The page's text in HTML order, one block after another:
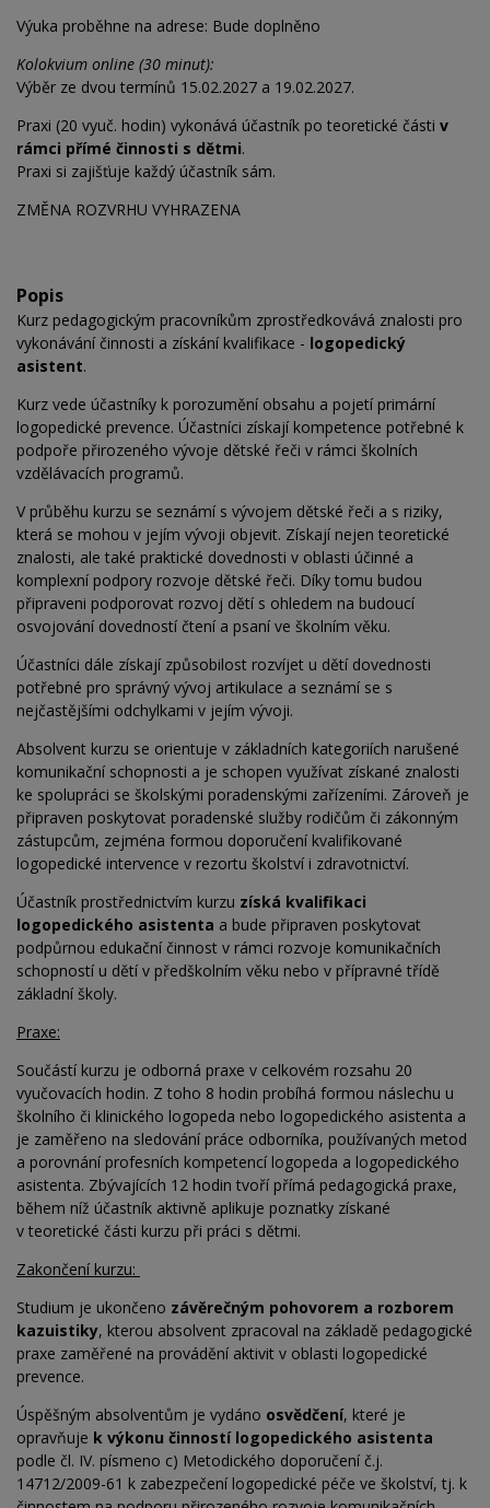
Výuka proběhne na adrese: Bude doplněno
Kolokvium online (30 minut):
Výběr ze dvou termínů 15.02.2027 a 19.02.2027.
Praxi (20 vyuč. hodin) vykonává účastník po teoretické části v
rámci přímé činnosti s dětmi.
Praxi si zajišťuje každý účastník sám.
ZMĚNA ROZVRHU VYHRAZENA
Popis
Kurz pedagogickým pracovníkům zprostředkovává znalosti pro
vykonávání činnosti a získání kvalifikace - logopedický
asistent.
Kurz vede účastníky k porozumění obsahu a pojetí primární
logopedické prevence. Účastníci získají kompetence potřebné k
podpoře přirozeného vývoje dětské řeči v rámci školních
vzdělávacích programů.
V průběhu kurzu se seznámí s vývojem dětské řeči a s riziky,
která se mohou v jejím vývoji objevit. Získají nejen teoretické
znalosti, ale také praktické dovednosti v oblasti účinné a
komplexní podpory rozvoje dětské řeči. Díky tomu budou
připraveni podporovat rozvoj dětí s ohledem na budoucí
osvojování dovedností čtení a psaní ve školním věku.
Účastníci dále získají způsobilost rozvíjet u dětí dovednosti
potřebné pro správný vývoj artikulace a seznámí se s
nejčastějšími odchylkami v jejím vývoji.
Absolvent kurzu se orientuje v základních kategoriích narušené
komunikační schopnosti a je schopen využívat získané znalosti
ke spolupráci se školskými poradenskými zařízeními. Zároveň je
připraven poskytovat poradenské služby rodičům či zákonným
zástupcům, zejména formou doporučení kvalifikované
logopedické intervence v rezortu školství i zdravotnictví.
Účastník prostřednictvím kurzu získá kvalifikaci
logopedického asistenta a bude připraven poskytovat
podpůrnou edukační činnost v rámci rozvoje komunikačních
schopností u dětí v předškolním věku nebo v přípravné třídě
základní školy.
Praxe:
Součástí kurzu je odborná praxe v celkovém rozsahu 20
vyučovacích hodin. Z toho 8 hodin probíhá formou náslechu u
školního či klinického logopeda nebo logopedického asistenta a
je zaměřeno na sledování práce odborníka, používaných metod
a porovnání profesních kompetencí logopeda a logopedického
asistenta. Zbývajících 12 hodin tvoří přímá pedagogická praxe,
během níž účastník aktivně aplikuje poznatky získané
v teoretické části kurzu při práci s dětmi.
Zakončení kurzu:
Studium je ukončeno závěrečným pohovorem a rozborem
kazuistiky, kterou absolvent zpracoval na základě pedagogické
praxe zaměřené na provádění aktivit v oblasti logopedické
prevence.
Úspěšným absolventům je vydáno osvědčení, které je
opravňuje k výkonu činností logopedického asistenta
podle čl. IV. písmeno c) Metodického doporučení č.j.
14712/2009-61 k zabezpečení logopedické péče ve školství, tj. k